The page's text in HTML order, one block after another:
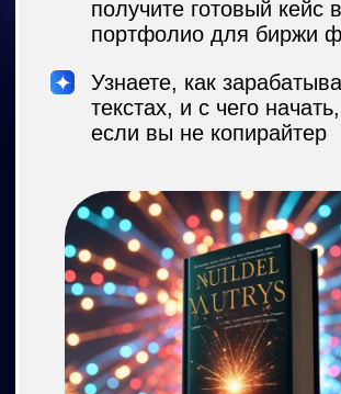
ПОСМОТРЕТЬ ПОЛНУЮ
ПРОГРАММУ
болтовней, а практикумс интенсивным
освоением нейросетей.Участвуйте в
задания – и уже через 3 дня у вас будет
готово портфолио ,с которым можно
найти клиентов: